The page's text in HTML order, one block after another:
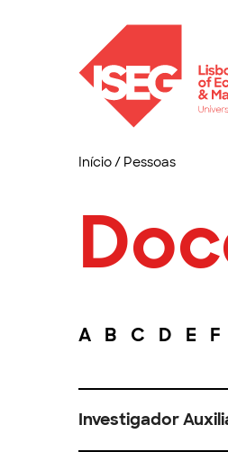
Início/ Pessoas
A B C D E F
Investigador